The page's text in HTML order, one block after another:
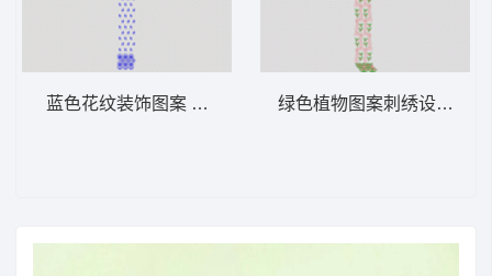
蓝色花纹装饰图案 窗帘 绿色植物图案刺绣设计 窗帘